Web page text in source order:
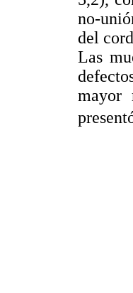
no-
del
Las
mayor